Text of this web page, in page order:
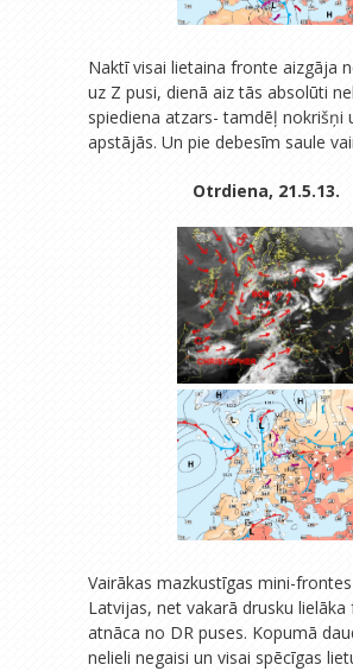
Naktī visai lietaina fronte aizgāja
uz Z pusi, dienā aiz tās absolūti
spiediena atzars- tamdēļ nokrišņi
apstājās. Un pie debesīm saule
Otrdiena, 21.5.13.
Vairākas mazkustīgas mini-
Latvijas, net vakarā drusku lielāka
atnāca no DR puses. Kopumā
nelieli negaisi un visai spēcīgas